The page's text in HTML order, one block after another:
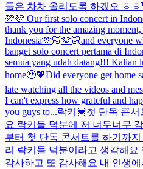
들은 차차 올리도록 하겠오 ㅎㅎ
🩷🩷 Our first solo concert in
thank you for the amazing
Indonesia🫶🏻🫶🏻and everyone
banget solo concert pertama di
semua yang udah datang!!! Kalian
home🥹💖Did everyone get home
late watching all the videos and
I can't express how grateful and
you guys to...락키💓첫 단독 콘
요 락키들 덕분에 저 너무너무
부터 첫 단독 콘서트를 하기까
리 락키들 덕분이라고 생각해요
감사하고 또 감사해요 내 인생